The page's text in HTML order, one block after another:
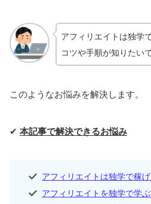
アフィリエイトは独学
コツや手順が知りたい
このようなお悩みを解決します。
✔ 本記事で解決できるお悩み
アフィリエイトは独学で稼げ
アフィリエイトを独学で学